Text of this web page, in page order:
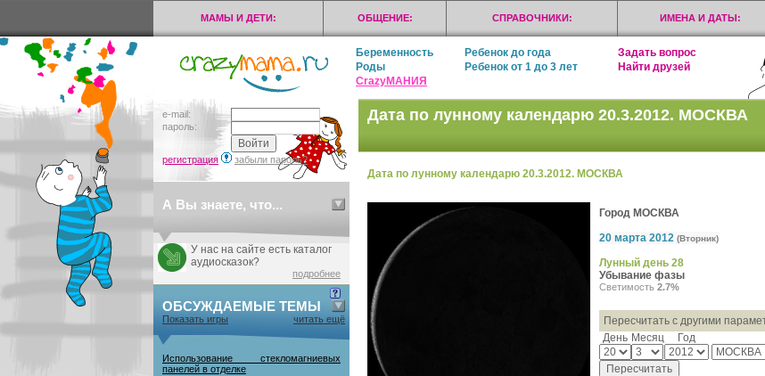
МАМЫ И ДЕТИ: ОБЩЕНИЕ: СПРАВОЧНИКИ: ИМЕНА И ДАТЫ:
Беременность Ребенок до года
Задать вопрос
Роды
Ребенок от 1 до 3 лет
Найти друзей
CrazyМАНИЯ
e-mail:
пароль:
регистрация забыли пароль?
А Вы знаете, что...
У нас на сайте есть каталог
аудиосказок?
подробнее
ОБСУЖДАЕМЫЕ ТЕМЫ
Показать игры читать ещё
Использование стекломагниевых
панелей в отделке
Дата по лунному календарю 20.3.2012. МОСКВА
Дата по лунному календарю 20.3.2012. МОСКВА
Город МОСКВА
20 марта 2012 (Вторник)
Лунный день 28
Убывание фазы
Светимость 2.7%
Пересчитать с другими
День Месяц Год